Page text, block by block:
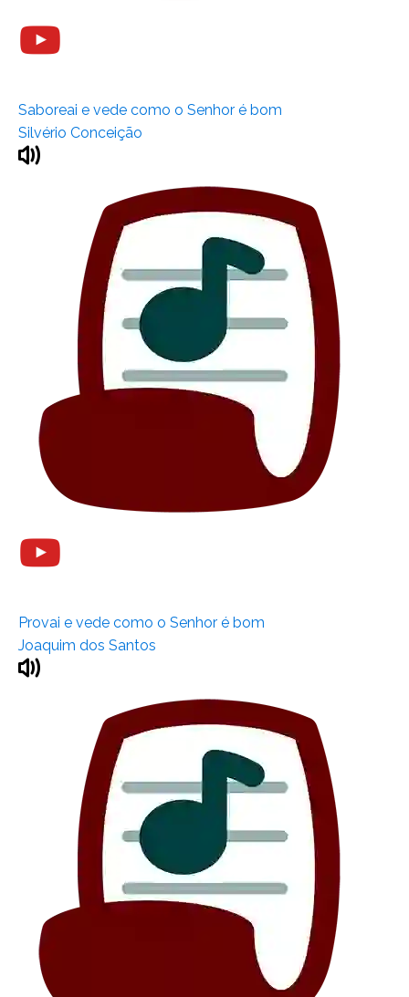
Saboreai e vede como o Senhor é bom
Silvério Conceição
Provai e vede como o Senhor é bom
Joaquim dos Santos